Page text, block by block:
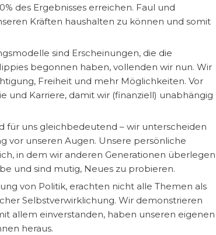
des Ergebnisses erreichen. Faul und
Kräften haushalten zu können und somit
sind Erscheinungen, die die
begonnen haben, vollenden wir nun. Wir
Freiheit und mehr Möglichkeiten. Vor
und Karriere, damit wir (finanziell) unabhängig
für uns gleichbedeutend – wir unterscheiden
vor unseren Augen. Unsere persönliche
in dem wir anderen Generationen überlegen
und sind mutig, Neues zu probieren.
von Politik, erachten nicht alle Themen als
Selbstverwirklichung. Wir demonstrieren
allem einverstanden, haben unseren eigenen
heraus.